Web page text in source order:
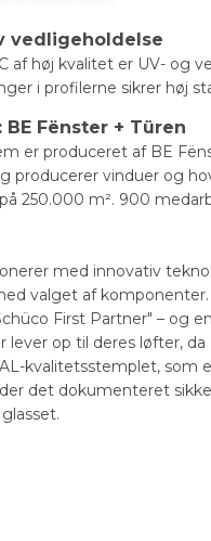
vedligeholdelse
af høj kvalitet er UV- og
i profilerne sikrer høj
Fënster + Türen
er produceret af BE
producerer vinduer og
250.000 m². 900
med innovativ
valget af
First Partner" – og
lever op til deres løfter,
kvalitetsstemplet, som
det dokumenteret